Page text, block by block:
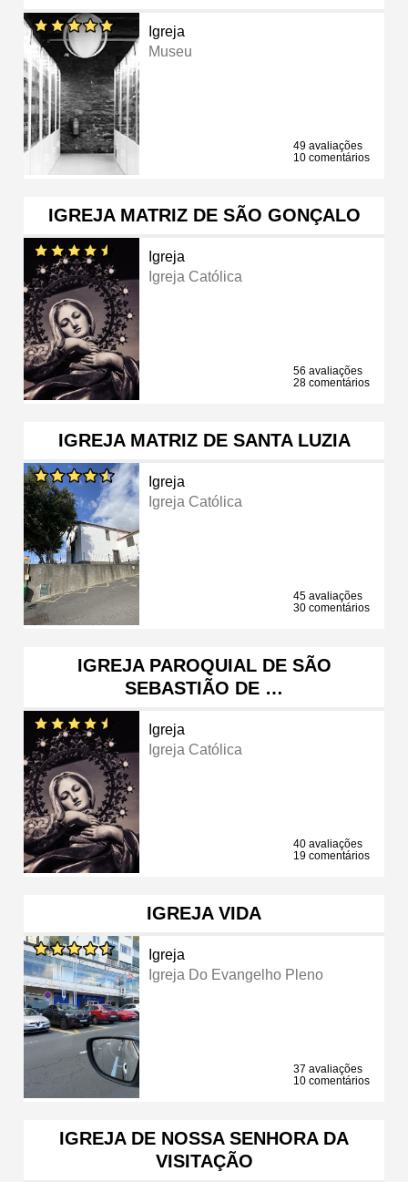
Igreja
Museu
49 avaliações
10 comentários
IGREJA MATRIZ DE SÃO GONÇALO
Igreja
Igreja Católica
56 avaliações
28 comentários
IGREJA MATRIZ DE SANTA LUZIA
Igreja
Igreja Católica
45 avaliações
30 comentários
IGREJA PAROQUIAL DE SÃO
SEBASTIÃO DE …
Igreja
Igreja Católica
40 avaliações
19 comentários
IGREJA VIDA
Igreja
Igreja Do Evangelho Pleno
37 avaliações
10 comentários
IGREJA DE NOSSA SENHORA DA
VISITAÇÃO